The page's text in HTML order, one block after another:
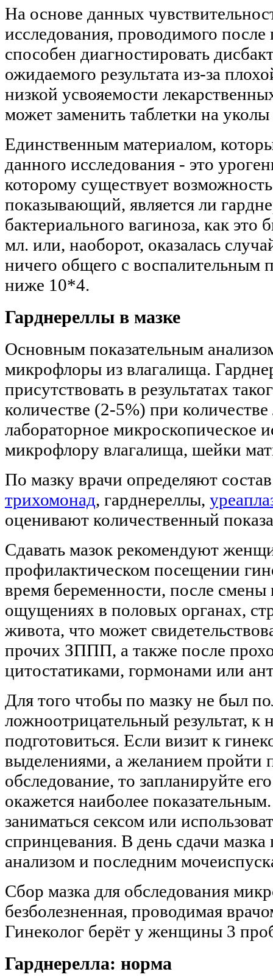
На основе данных
исследования, проводимого
способен диагностировать
ожидаемого результата из-за
низкой усвояемости
может заменить таблетки на
Единственным материалом,
данного исследования - это
которому существует
показывающий, является ли
бактериального вагиноза, как
мл. или, наоборот, оказалась
ничего общего с воспалительным
ниже 10*4.
Гарднереллы в мазке
Основным показательным
микрофлоры из влагалища.
присутствовать в результатах
количестве (2-5%) при
лабораторное микроскопическое
микрофлору влагалища, шейки
По мазку врачи определяют
трихомонад, гарднереллы,
оценивают количественный
Сдавать мазок рекомендуют
профилактическом посещении
время беременности, после
ощущениях в половых органах,
живота, что может
прочих ЗППП, а также после
цитостатиками, гормонами или
Для того чтобы по мазку не был
ложноотрицательный результат, к
подготовиться. Если визит к
выделениями, а желанием пройти
обследование, то запланируйте
окажется наиболее
заниматься сексом или
спринцевания. В день сдачи
анализом и последним
Сбор мазка для обследования
безболезненная, проводимая
Гинеколог берёт у женщины 3
Гарднерелла: норма